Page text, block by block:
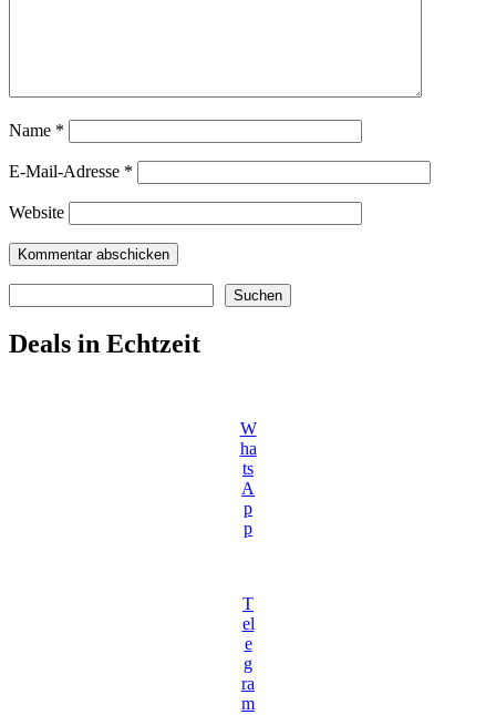
Name *
E-Mail-Adresse *
Website
Suchen
Deals in Echtzeit
W
ha
ts
A
p
p
T
el
e
g
ra
m